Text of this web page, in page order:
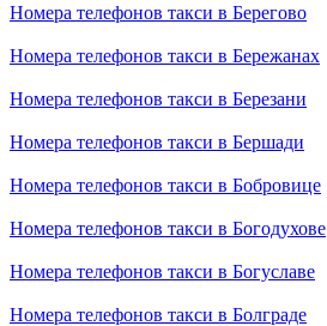
Номера телефонов такси в Берегово
Номера телефонов такси в Бережанах
Номера телефонов такси в Березани
Номера телефонов такси в Бершади
Номера телефонов такси в Бобровице
Номера телефонов такси в Богодухове
Номера телефонов такси в Богуславе
Номера телефонов такси в Болграде